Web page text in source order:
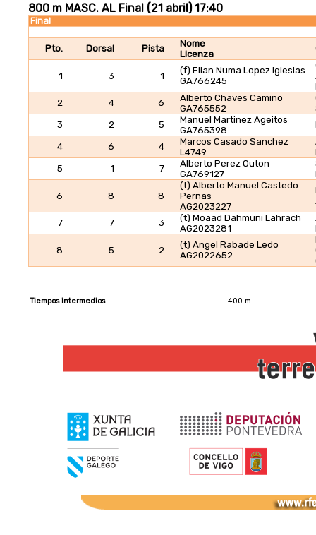
Final
Pto. Dorsal Pista
Nome
Licenza
1 3 1
(f) Elian Numa Lopez Iglesias
GA766245
2
4 6
Alberto Chaves Camino
GA765552
3
2 5
Manuel Martinez Ageitos
GA765398
4 6 4
Marcos Casado Sanchez
L4749
5
1 7
Alberto Perez Outon
GA769127
6 8 8
(t) Alberto Manuel Castedo
Pernas
AG2023227
7 7 3
(t) Moaad Dahmuni Lahrach
AG2023281
8 5 2
(t) Angel Rabade Ledo
AG2022652
800 m MASC. AL Final (21 abril) 17:40
Tiempos intermedios 400 m